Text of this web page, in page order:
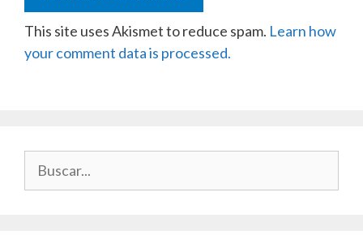
This site uses Akismet to reduce spam. Learn how
your comment data is processed.